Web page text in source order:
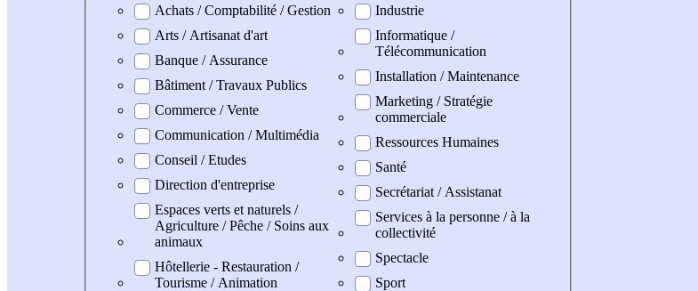
Domaine professionel
Achats / Comptabilité / Gestion
Arts / Artisanat d'art
Banque / Assurance
Bâtiment / Travaux Publics
Commerce / Vente
Communication / Multimédia
Conseil / Etudes
Direction d'entreprise
Espaces verts et naturels /
Agriculture / Pêche / Soins aux
animaux
Hôtellerie - Restauration /
Tourisme / Animation
Industrie
Informatique /
Télécommunication
Installation / Maintenance
Marketing / Stratégie
commerciale
Ressources Humaines
Santé
Secrétariat / Assistanat
Services à la personne / à la
collectivité
Spectacle
Sport